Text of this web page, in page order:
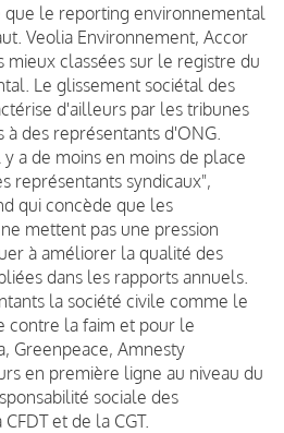
que le reporting environnemental
Veolia Environnement, Accor
mieux classées sur le registre du
Le glissement sociétal des
d'ailleurs par les tribunes
des représentants d'ONG.
a de moins en moins de place
représentants syndicaux",
qui concède que les
mettent pas une pression
à améliorer la qualité des
dans les rapports annuels.
la société civile comme le
contre la faim et pour le
Greenpeace, Amnesty
en première ligne au niveau du
sociale des
et de la CGT.